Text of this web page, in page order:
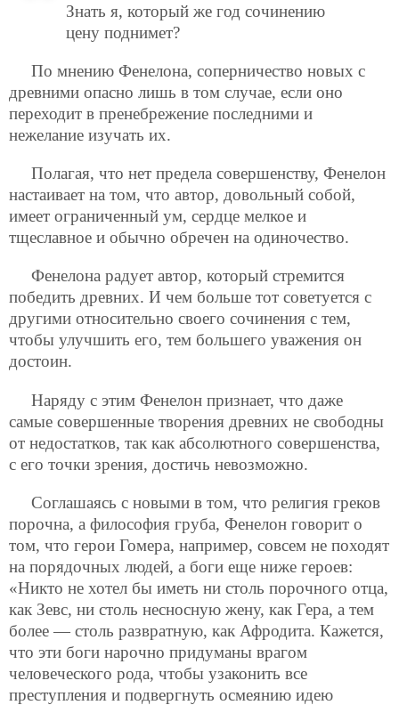
Знать я, который же год сочинению
цену поднимет?
По мнению Фенелона, соперничество новых с
древними опасно лишь в том случае, если оно
переходит в пренебрежение последними и
нежелание изучать их.
Полагая, что нет предела совершенству, Фенелон
настаивает на том, что автор, довольный собой,
имеет ограниченный ум, сердце мелкое и
тщеславное и обычно обречен на одиночество.
Фенелона радует автор, который стремится
победить древних. И чем больше тот советуется с
другими относительно своего сочинения с тем,
чтобы улучшить его, тем большего уважения он
достоин.
Наряду с этим Фенелон признает, что даже
самые совершенные творения древних не свободны
от недостатков, так как абсолютного совершенства,
с его точки зрения, достичь невозможно.
Соглашаясь с новыми в том, что религия греков
порочна, а философия груба, Фенелон говорит о
том, что герои Гомера, например, совсем не походят
на порядочных людей, а боги еще ниже героев:
«Никто не хотел бы иметь ни столь порочного отца,
как Зевс, ни столь несносную жену, как Гера, а тем
более — столь развратную, как Афродита. Кажется,
что эти боги нарочно придуманы врагом
человеческого рода, чтобы узаконить все
преступления и подвергнуть осмеянию идею